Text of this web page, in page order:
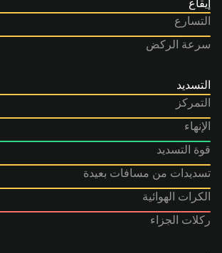
إيقاع
التسارع
سرعة الركض
التسديد
التمركز
الإنهاء
قوة التسديد
تسديدات من مسافات بعيدة
الكرات الهوائية
ركلات الجزاء